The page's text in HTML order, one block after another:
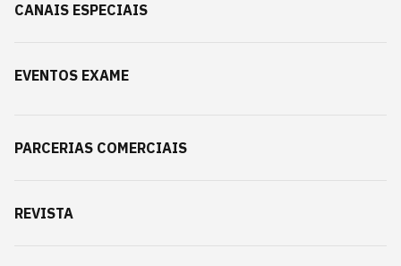
CANAIS ESPECIAIS
EVENTOS EXAME
PARCERIAS COMERCIAIS
REVISTA